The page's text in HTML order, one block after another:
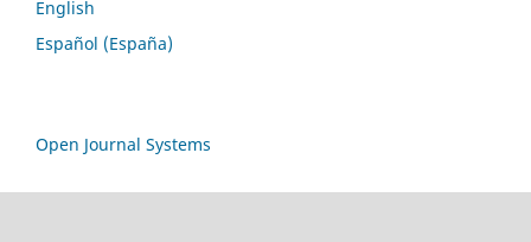
English
Español (España)
Open Journal Systems